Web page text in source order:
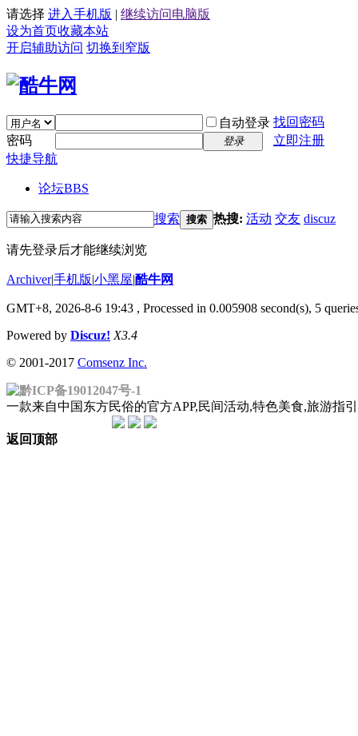
请选择 进入手机版 | 继续访问电脑版
设为首页收藏本站
开启辅助访问 切换到窄版
自动登录 找回密码
密码
登录
立即注册
快捷导航
论坛BBS
搜索 搜索 热搜: 活动 交友 discuz
请先登录后才能继续浏览
Archiver|手机版|小黑屋|酷牛网
GMT+8, 2026-8-6 19:43 , Processed in 0.005908 second(s), 5
Powered by Discuz! X3.4
© 2001-2017 Comsenz Inc.
黔ICP备19012047号-1
一款来自中国东方民俗的官方APP,民间活动,特色美食,旅游
返回顶部